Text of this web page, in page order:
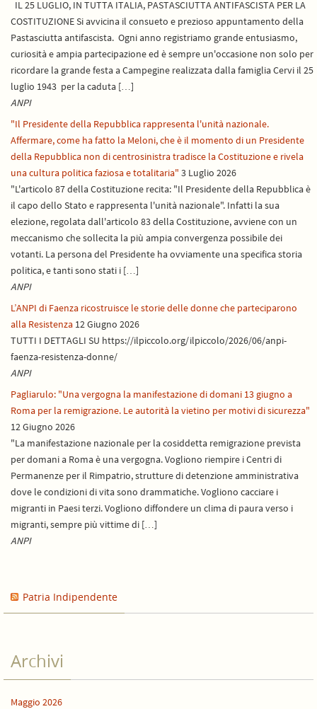
IL 25 LUGLIO, IN TUTTA ITALIA, PASTASCIUTTA ANTIFASCISTA PER LA
COSTITUZIONE Si avvicina il consueto e prezioso appuntamento della
Pastasciutta antifascista. Ogni anno registriamo grande entusiasmo,
curiosità e ampia partecipazione ed è sempre un'occasione non solo per
ricordare la grande festa a Campegine realizzata dalla famiglia Cervi il 25
luglio 1943 per la caduta […]
ANPI
"Il Presidente della Repubblica rappresenta l'unità nazionale.
Affermare, come ha fatto la Meloni, che è il momento di un Presidente
della Repubblica non di centrosinistra tradisce la Costituzione e rivela
una cultura politica faziosa e totalitaria" 3 Luglio 2026
"L'articolo 87 della Costituzione recita: "Il Presidente della Repubblica è
il capo dello Stato e rappresenta l'unità nazionale". Infatti la sua
elezione, regolata dall'articolo 83 della Costituzione, avviene con un
meccanismo che sollecita la più ampia convergenza possibile dei
votanti. La persona del Presidente ha ovviamente una specifica storia
politica, e tanti sono stati i […]
ANPI
L’ANPI di Faenza ricostruisce le storie delle donne che parteciparono
alla Resistenza 12 Giugno 2026
TUTTI I DETTAGLI SU https://ilpiccolo.org/ilpiccolo/2026/06/anpi-
faenza-resistenza-donne/
ANPI
Pagliarulo: "Una vergogna la manifestazione di domani 13 giugno a
Roma per la remigrazione. Le autorità la vietino per motivi di sicurezza"
12 Giugno 2026
"La manifestazione nazionale per la cosiddetta remigrazione prevista
per domani a Roma è una vergogna. Vogliono riempire i Centri di
Permanenze per il Rimpatrio, strutture di detenzione amministrativa
dove le condizioni di vita sono drammatiche. Vogliono cacciare i
migranti in Paesi terzi. Vogliono diffondere un clima di paura verso i
migranti, sempre più vittime di […]
ANPI
Patria Indipendente
Archivi
Maggio 2026